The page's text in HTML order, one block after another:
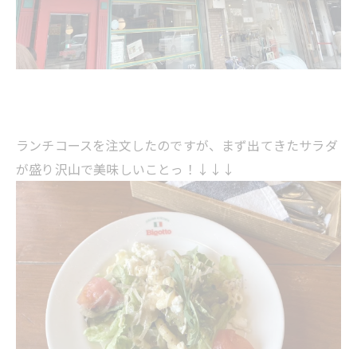
ランチコースを注文したのですが、まず出てきたサラダ
が盛り沢山で美味しいことっ！↓↓↓